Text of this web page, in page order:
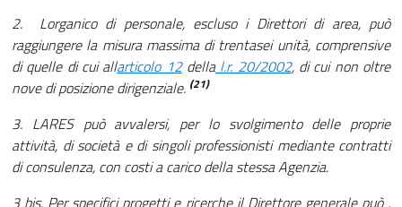
2. Lorganico di personale, escluso i Direttori di area, può
raggiungere la misura massima di trentasei unità, comprensive
di quelle di cui allarticolo 12dellal.r. 20/2002, di cui non oltre
nove di posizione dirigenziale. (21)
3. LARES può avvalersi, per lo svolgimento delle proprie
attività, di società e di singoli professionisti mediante contratti
di consulenza, con costi a carico della stessa Agenzia.